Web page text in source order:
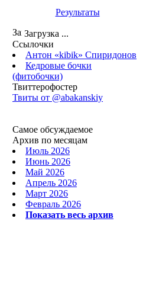
Результаты
Загрузка ...
Ссылочки
Антон «kibik» Спиридонов
Кедровые бочки
(фитобочки)
Твиттерофостер
Твиты от ‎@abakanskiy
Самое обсуждаемое
Архив по месяцам
Июль 2026
Июнь 2026
Май 2026
Апрель 2026
Март 2026
Февраль 2026
Показать весь архив